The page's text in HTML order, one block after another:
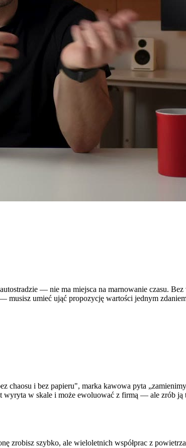
— nie ma miejsca na marnowanie czasu.
umieć ująć propozycję wartości jednym
chaosu i bez papieru", marka kawowa pyta
w skale i może ewoluować z firmą — ale zrób ją
zrobisz szybko, ale wieloletnich współprac z